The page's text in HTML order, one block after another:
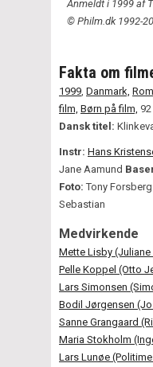
Anmeldt i 1999 af
© Philm.dk 1992-
Fakta om
1999 Danmark,
film, Børn på film, 92
Dansk titel:
Instr: Hans
Jane Aamund
Foto: Tony Forsberg
Sebastian
Medvirkende
Mette Lisby (Juliane
Pelle Koppel (Otto
Lars Simonsen
Bodil Jørgensen
Sanne Grangaard
Maria Stokholm
Lars Lunøe